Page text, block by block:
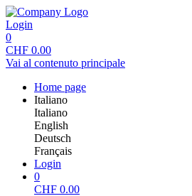
Login
0
CHF 0.00
Vai al contenuto principale
Home page
Italiano
Italiano
English
Deutsch
Français
Login
0
CHF 0.00